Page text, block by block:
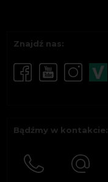
Znajdź nas:
Bądźmy w kontakcie: